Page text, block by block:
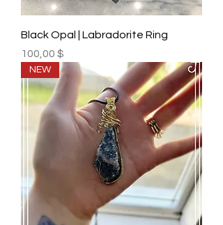
Black Opal | Labradorite Ring
Prix
100,00 $
NEW